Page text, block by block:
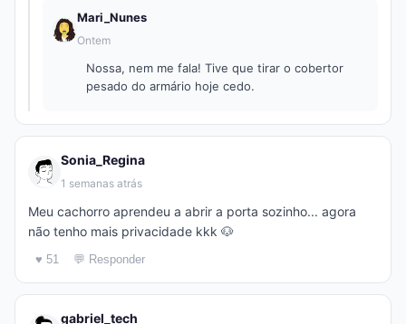
Mari_Nunes
Ontem
Nossa, nem me fala! Tive que tirar o cobertor
pesado do armário hoje cedo.
Sonia_Regina
1 semanas atrás
Meu cachorro aprendeu a abrir a porta sozinho... agora
não tenho mais privacidade kkk 🐶
♥ 51 💬 Responder
gabriel_tech